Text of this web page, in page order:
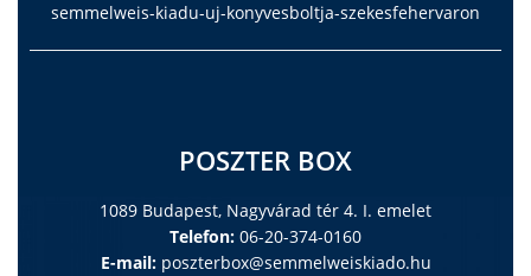
semmelweis-kiadu-uj-konyvesboltja-szekesfehervaron
POSZTER BOX
1089 Budapest, Nagyvárad tér 4. I. emelet
Telefon: 06-20-374-0160
E-mail: poszterbox@semmelweiskiado.hu